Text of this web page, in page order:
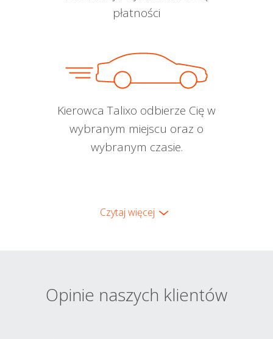
płatności
Kierowca Talixo odbierze Cię w
wybranym miejscu oraz o
wybranym czasie.
Czytaj więcej
Opinie naszych klientów